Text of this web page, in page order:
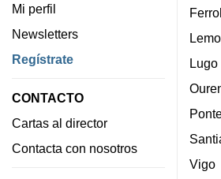
Mi perfil
Newsletters
Regístrate
CONTACTO
Cartas al director
Contacta con nosotros
Ferrol
Lugo
Vigo